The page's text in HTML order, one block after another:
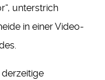
unterstrich
in einer Video-